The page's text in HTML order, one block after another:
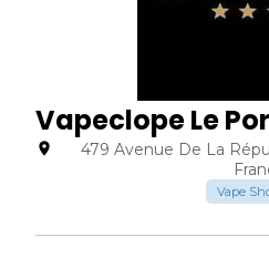
Vapeclope Le
479 Avenue De La
Vape